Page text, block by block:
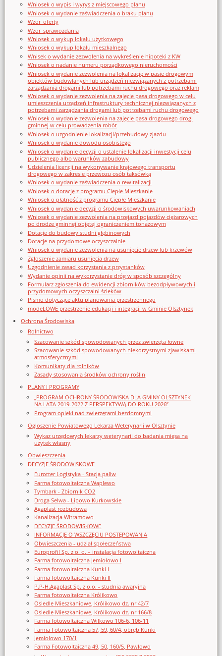
Wniosek o wypis i wyrys z miejscowego planu
Wniosek o wydanie zaświadczenia o braku planu
Wzor_oferty
Wzor_sprawozdania
Wniosek o wykup lokalu użytkowego
Wniosek o wykup lokalu mieszkalnego
Wnisek o wydanie zezwolenia na wykreślenie hipoteki z KW
Wniosek o nadanie numeru porządkowego nieruchomości
Wniosek o wydanie zezwolenia na lokalizację w pasie drogowym
obiektów budowlanych lub urządzeń niezwiązanych z potrzebami
zarządzania drogami lub potrzebami ruchu drogowego oraz reklam
Wniosek o wydanie zezwolenia na zajęcie pasa drogowego w celu
umieszczenia urządzeń infrastruktury technicznej niezwiązanych z
potrzebami zarządzania drogami lub potrzebami ruchu drogowego
Wniosek o wydanie zezwolenia na zajęcie pasa drogowego drogi
gminnej w celu prowadzenia robót
Wniosek o uzgodnienie lokalizacji/przebudowy zjazdu
Wniosek o wydanie dowodu osobistego
Wniosek o wydanie decyzji o ustalenie lokalizacji inwestycji celu
publicznego albo warunków zabudowy
Udzielenia licencji na wykonywanie krajowego transportu
drogowego w zakresie przewozu osób taksówką
Wniosek o wydanie zaświadczenia o rewitalizacji
Wniosek o dotację z programu Ciepłe Mieszkanie
Wniosek o płatność z programu Ciepłe Mieszkanie
Wniosek o wydanie decyzji o środowiskowych uwarunkowaniach
Wniosek o wydanie zezwolenia na przejazd pojazdów ciężarowych
po drodze gminnej objętej ograniczeniem tonażowym
Dotacje do budowy studni głębinowych
Dotacje na przydomowe oczyszczalnie
Wniosek o wydanie zezwolenia na usunięcie drzew lub krzewów
Zgłoszenie zamiaru usunięcia drzew
Uzgodnienie zasad korzystania z przystanków
Wydanie opinii na wykorzystanie dróg w sposób szczególny
Formularz zgłoszenia do ewidencji zbiorników bezodpływowych i
przydomowych oczyszczalni ścieków
Pismo dotyczące aktu planowania przestrzennego
modeLOWE przestrzenie edukacji i integracji w Gminie Olsztynek
Ochrona Środowiska
Rolnictwo
Szacowanie szkód spowodowanych przez zwierzęta łowne
Szacowanie szkód spowodowanych niekorzystnymi zjawiskami
atmosferycznymi
Komunikaty dla rolników
Zasady stosowania środków ochrony roślin
PLANY I PROGRAMY
„PROGRAM OCHRONY ŚRODOWISKA DLA GMINY OLSZTYNEK
NA LATA 2019-2022 Z PERSPEKTYWĄ DO ROKU 2026”
Program opieki nad zwierzętami bezdomnymi
Ogloszenie Powiatowego Lekarza Weterynarii w Olsztynie
Wykaz urzędowych lekarzy weterynarii do badania mięsa na
użytek własny
Obwieszczenia
DECYZJE ŚRODOWISKOWE
Eurotter Logistyka - Stacja paliw
Farma fotowoltaiczna Waplewo
Tymbark - Zbiornik CO2
Droga Selwa - Lipowo Kurkowskie
Agaplast rozbudowa
Kanalizacja Witramowo
DECYZJE ŚRODOWISKOWE
INFORMACJE O WSZCZĘCIU POSTĘPOWANIA
Obwieszczenia - udział społeczeństwa
Europrofil Sp. z o. o. – instalacja fotowoltaiczna
Farma fotowoltaiczna Jemiołowo I
Farma fotowoltaiczna Kunki I
Farma fotowoltaiczna Kunki II
P.P-H.Agaplast Sp. z o.o. - studnia awaryjna
Farma fotowoltaiczna Królikowo
Osiedle Mieszkaniowe, Królikowo dz. nr 42/7
Osiedle Mieszkaniowe, Królikowo dz. nr 166/8
Farma fotowoltaiczna Wilkowo 106-6, 106-11
Farma Fotowoltaiczna 57, 59, 60/4, obręb Kunki
Jemiołowo 170/1
Farma Fotowoltaiczna 49, 50, 160/5, Pawłowo